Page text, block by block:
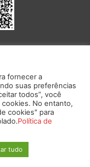
de Proteção de Dados.
do Banco Central.
fornecer a
suas preferências
todos”, você
No entanto,
cookies" para
Política de
tudo